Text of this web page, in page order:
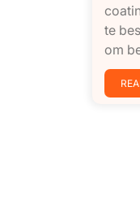
te
om